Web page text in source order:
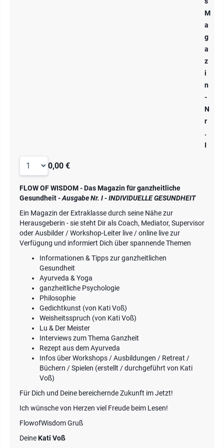
M
a
g
a
z
i
n
-
N
r
.
I
0,00 €
FLOW OF WISDOM - Das Magazin für ganzheitliche
Gesundheit- Ausgabe Nr. I - INDIVIDUELLE GESUNDHEIT
Ein Magazin der Extraklasse durch seine Nähe zur
Herausgeberin - sie steht Dir als Coach, Mediator, Supervisor
oder Ausbilder / Workshop-Leiter live / online live zur
Verfügung und informiert Dich über spannende Themen
Informationen & Tipps zur ganzheitlichen
Gesundheit
Ayurveda & Yoga
ganzheitliche Psychologie
Philosophie
Gedichtkunst (von Kati Voß)
Weisheitsspruch (von Kati Voß)
Lu & Der Meister
Interviews zum Thema Ganzheit
Rezept aus dem Ayurveda
Infos über Workshops / Ausbildungen / Retreat /
Büchern / Spielen (erstellt / durchgeführt von Kati
Voß)
Für Dich und Deine bereichernde Zukunft im Jetzt!
Ich wünsche von Herzen viel Freude beim Lesen!
FlowofWisdom Gruß
DeineKati Voß